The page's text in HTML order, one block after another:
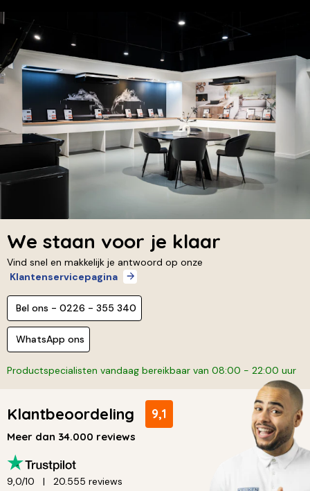
We staan voor je klaar
Vind snel en makkelijk je antwoord op onze
Klantenservicepagina
Bel ons - 0226 - 355 340
WhatsApp ons
Productspecialisten vandaag bereikbaar van 08:00 - 22:00 uur
Klantbeoordeling 9,1
Meer dan 34.000 reviews
9,0/10 20.555 reviews